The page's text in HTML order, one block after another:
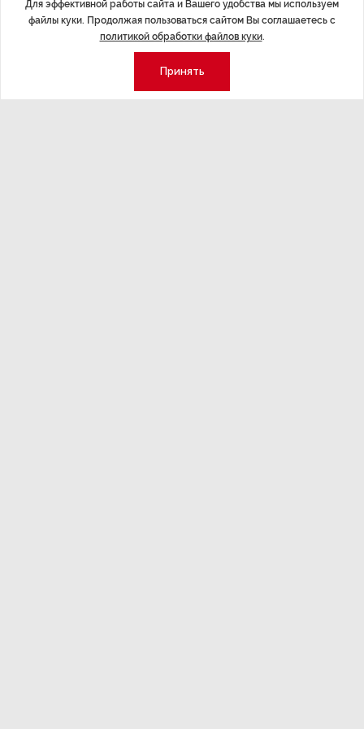
Стиль жизни
Для эффективной работы сайта и Вашего удобства мы используем
файлы куки. Продолжая пользоваться сайтом Вы соглашаетесь с
политикой обработки файлов куки.
Принять